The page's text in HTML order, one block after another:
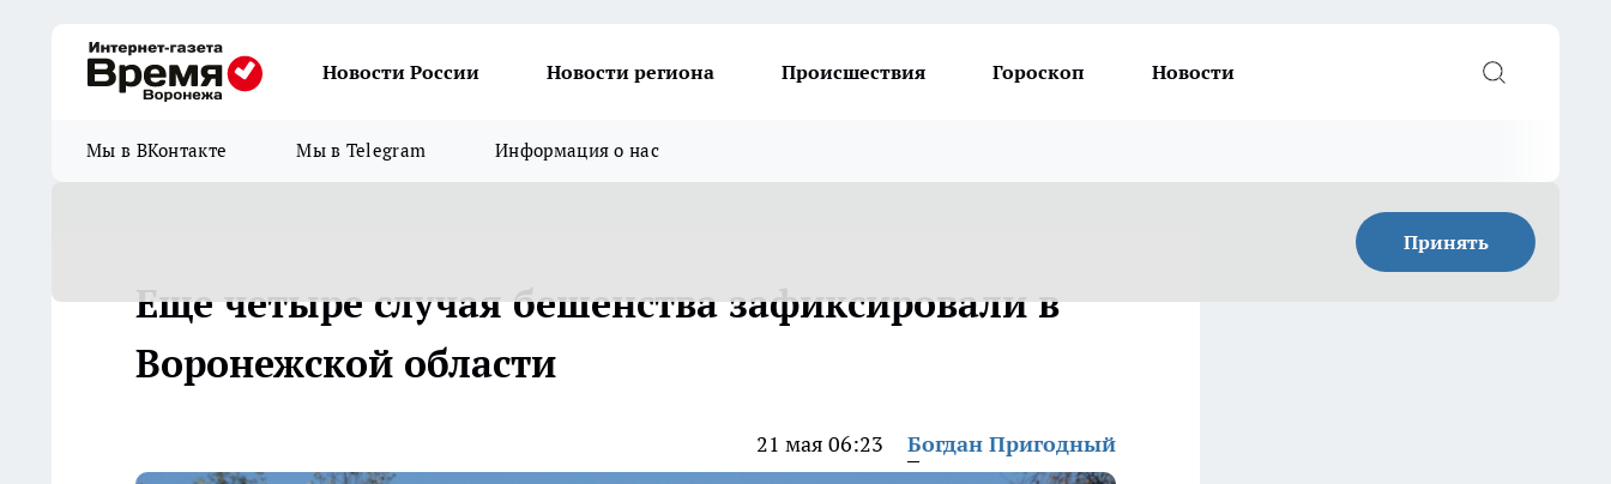
Новости России Новости региона Происшествия Гороскоп Новости
Мы в ВКонтакте Мы в Telegram Информация о нас
Принять
Еще четыре случая бешенства зафиксировали в
Воронежской области
21 мая 06:23 Богдан Пригодный